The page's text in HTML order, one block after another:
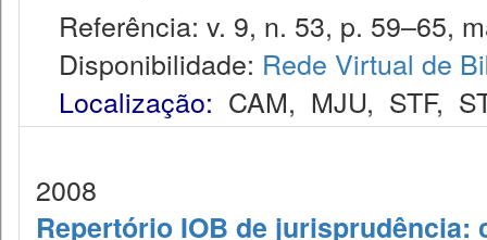
Referência: v. 9, n. 53, p. 59–65,
Disponibilidade: Rede Virtual de
Localização: CAM, MJU, STF,
2008
Repertório IOB de